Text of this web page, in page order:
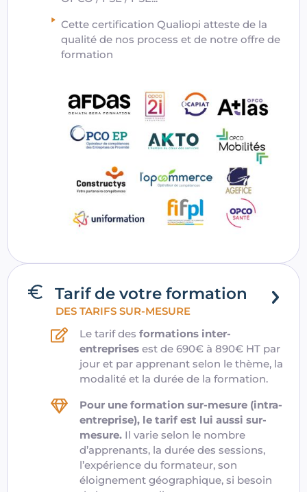
Cette certification Qualiopi atteste de la
qualité de nos process et de notre offre de
formation
Tarif de votre formation
DES TARIFS SUR-MESURE
Le tarif desformations inter-
entreprises est de 690€ à 890€ HT par
jour et par apprenant selon le thème, la
modalité et la durée de la formation.
Pour une formation sur-mesure (intra-
entreprise), le tarif est lui aussi sur-
mesure. Il varie selon le nombre
d’apprenants, la durée des sessions,
l’expérience du formateur, son
éloignement géographique, si besoin